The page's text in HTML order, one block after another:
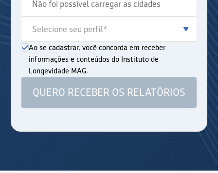
Ao se cadastrar, você concorda em receber
informações e conteúdos do Instituto de
Longevidade MAG.